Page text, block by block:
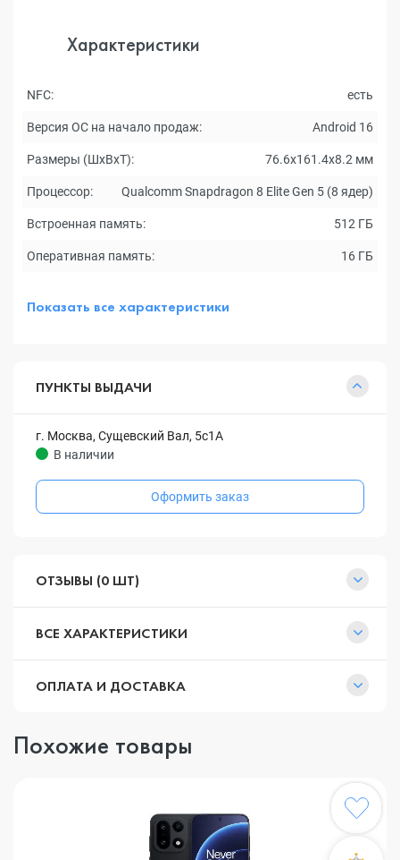
Характеристики
NFC: есть
Версия ОС на начало продаж: Android 16
Размеры (ШxВxТ): 76.6х161.4х8.2 мм
Процессор: Qualcomm Snapdragon 8 Elite Gen 5 (8 ядер)
Встроенная память: 512 ГБ
Оперативная память: 16 ГБ
Показать все характеристики
ПУНКТЫ ВЫДАЧИ
г. Москва, Сущевский Вал, 5с1А
В наличии
Оформить заказ
ОТЗЫВЫ (0 ШТ)
ВСЕ ХАРАКТЕРИСТИКИ
ОПЛАТА И ДОСТАВКА
Похожие товары